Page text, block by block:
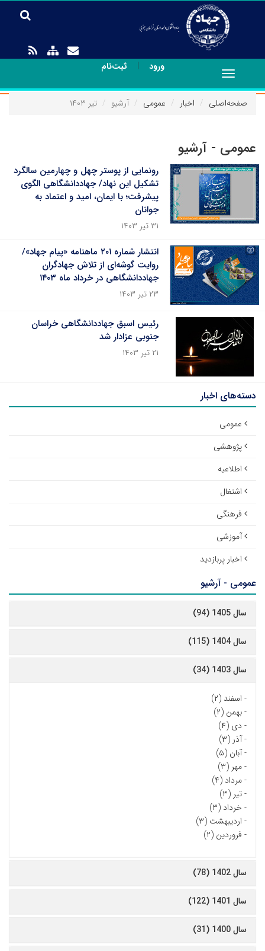
ورود | ثبت‌نام
Toggle
navigation
صفحه‌اصلی
اخبار عمومی آرشیو تیر ۱۴۰۳
عمومی - آرشیو
رونمایی از پوستر چهل و چهارمین سالگرد
تشکیل این نهاد/ جهاددانشگاهی الگوی
پیشرفت؛ با ایمان، امید و اعتماد به
جوانان
۳۱ تیر ۱۴۰۳
انتشار شماره ۲۰۱ ماهنامه «پیام جهاد»/
روایت گوشه‌ای از تلاش جهادگران
جهاددانشگاهی در خرداد ماه ۱۴۰۳
۲۳ تیر ۱۴۰۳
رئیس اسبق جهاددانشگاهی خراسان
جنوبی عزادار شد
۲۱ تیر ۱۴۰۳
دسته‌های اخبار
عمومی
پژوهشی
اطلاعیه
اشتغال
فرهنگی
آموزشی
اخبار پربازدید
عمومی - آرشیو
سال 1405 (94)
سال 1404 (115)
سال 1403 (34)
- اسفند (۲)
-بهمن (۲)
- دی (۴)
-آذر (۳)
-آبان (۵)
-مهر (۳)
-مرداد (۴)
-تیر (۳)
- خرداد (۳)
- اردیبهشت (۳)
- فروردین (۲)
سال 1402 (78)
سال 1401 (122)
سال 1400 (31)